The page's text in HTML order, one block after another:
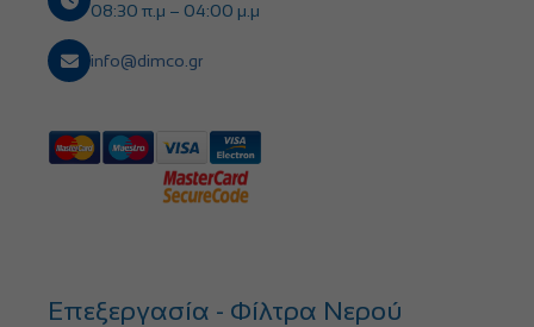
08:30 π.μ – 04:00 μ.μ
info@dimco.gr
Επεξεργασία - Φίλτρα Νερού